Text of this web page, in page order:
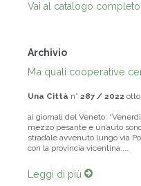
Vai al catalogo
Archivio
Ma quali cooperative
Una Città n° 287 / 2022
ai giornali del Veneto:
mezzo pesante e un’auto
stradale avvenuto lungo via
con la provincia vicentina....
Leggi di più